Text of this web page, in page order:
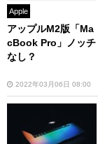
Apple
アップルM2版「Ma
cBook Pro」ノッチ
なし？
2022年03月06日 08:00